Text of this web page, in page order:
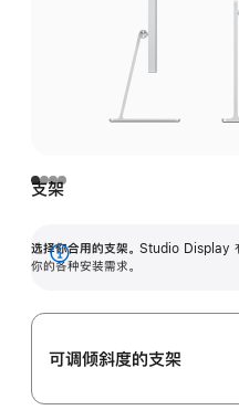
支架
选择你合用的支架。 Studio Display 有
你的各种安装需求。
展
可调倾斜度的支架